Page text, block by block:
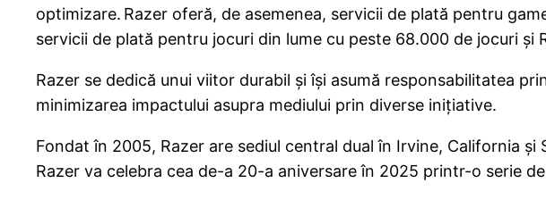
optimizare. Razer oferă, de asemenea, servicii de plată pentru
servicii de plată pentru jocuri din lume cu peste 68.000 de jocuri și
Razer se dedică unui viitor durabil și își asumă responsabilitatea
minimizarea impactului asupra mediului prin diverse inițiative.
Fondat în 2005, Razer are sediul central dual în Irvine, California
Razer va celebra cea de-a 20-a aniversare în 2025 printr-o serie